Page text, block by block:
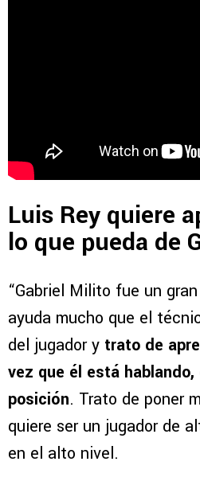
Luis Rey quiere
lo que pueda de
“Gabriel Milito fue un
ayuda mucho que el
del jugador y trato de
vez que él está
posición. Trato de poner
quiere ser un jugador de
en el alto nivel.